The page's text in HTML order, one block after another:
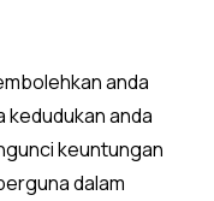
anda
kedudukan anda
keuntungan
dalam